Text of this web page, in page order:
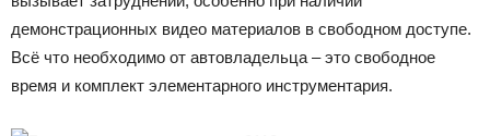
демонстрационных видео материалов в свободном доступе.
Всё что необходимо от автовладельца – это свободное
время и комплект элементарного инструментария.